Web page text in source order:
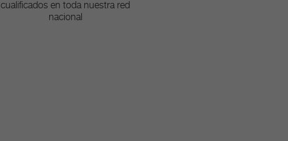
cualificados en toda nuestra red
nacional